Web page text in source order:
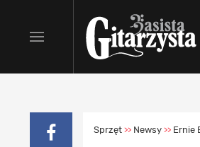
Sprzęt >> Newsy >> Ernie